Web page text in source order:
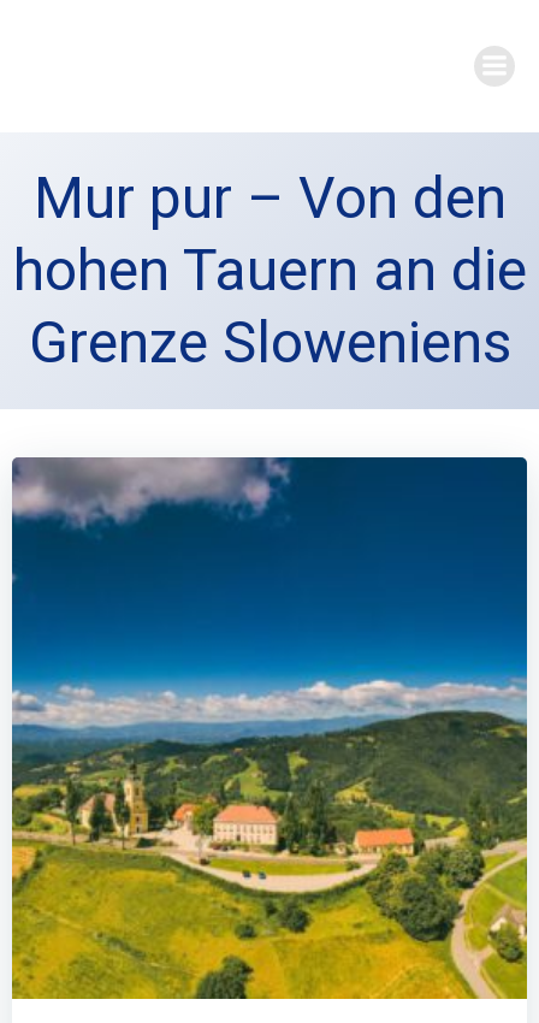
Mur pur – Von den
hohen Tauern an die
Grenze Sloweniens